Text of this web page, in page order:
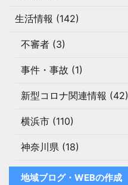
生活情報 (142)
不審者 (3)
事件・事故 (1)
新型コロナ関連情報 (42)
横浜市 (110)
神奈川県 (18)
地域ブログ・WEBの作成